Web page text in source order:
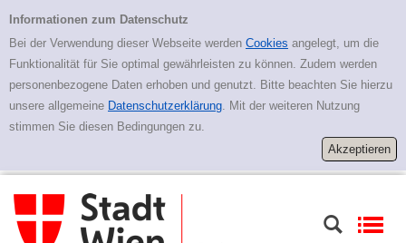
Erweiterte Suche
Informationen zum Datenschutz
Bei der Verwendung dieser Webseite werden Cookies angelegt, um die
Funktionalität für Sie optimal gewährleisten zu können. Zudem werden
personenbezogene Daten erhoben und genutzt. Bitte beachten Sie hierzu
unsere allgemeine Datenschutzerklärung. Mit der weiteren Nutzung
stimmen Sie diesen Bedingungen zu.